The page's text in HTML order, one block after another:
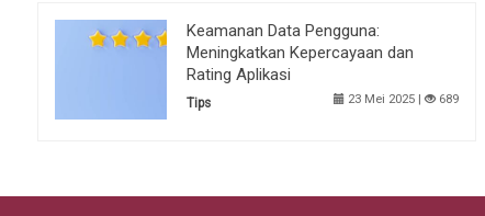
Keamanan Data Pengguna:
Meningkatkan Kepercayaan dan
Rating Aplikasi
Tips 23 Mei 2025 | 689